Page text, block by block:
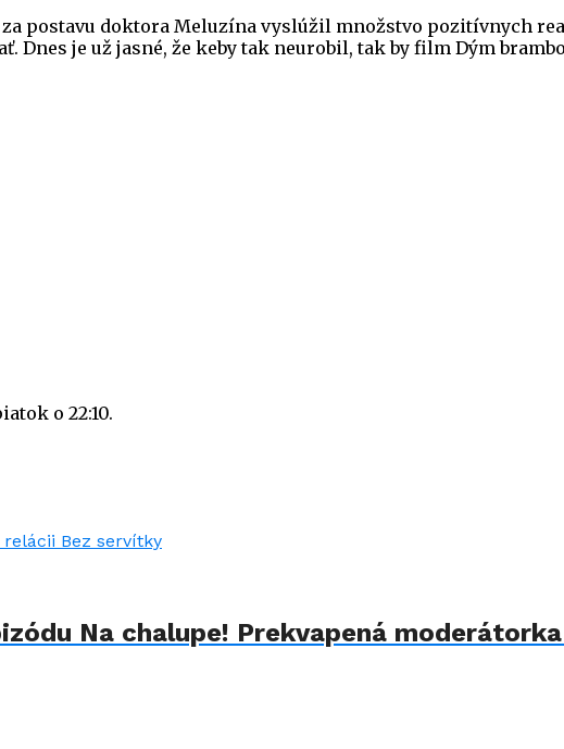
postavu doktora Meluzína vyslúžil množstvo pozitívnych
Dnes je už jasné, že keby tak neurobil, tak by film Dým
o 22:10.
Na chalupe! Prekvapená